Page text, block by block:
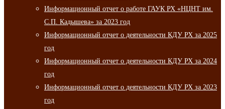
Информационный отчет о работе ГАУК РХ «НЦНТ им.
С.П. Кадышева» за 2023 год
Информационный отчет о деятельности КДУ РХ за 2025
год
Информационный отчет о деятельности КДУ РХ за 2024
год
Информационный отчет о деятельности КДУ РХ за 2023
год